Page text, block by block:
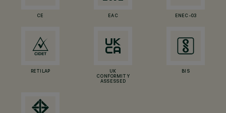
CE EAC ENEC-03
RETILAP
UK
CONFORMITY
ASSESSED
BIS